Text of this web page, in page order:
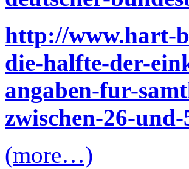
http://www.hart-
die-halfte-der-
angaben-fur-
zwischen-26-
(more…)